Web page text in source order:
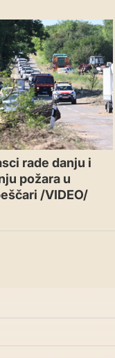
rade danju i
požara u
/VIDEO/